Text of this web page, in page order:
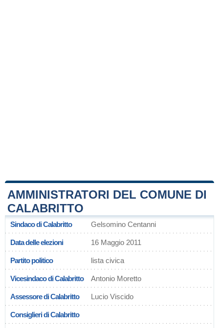
AMMINISTRATORI DEL COMUNE DI
CALABRITTO
Sindaco di Calabritto Gelsomino Centanni
Data delle elezioni 16 Maggio 2011
Partito politico lista civica
Vicesindaco di Calabritto Antonio Moretto
Assessore di Calabritto Lucio Viscido
Consiglieri di Calabritto